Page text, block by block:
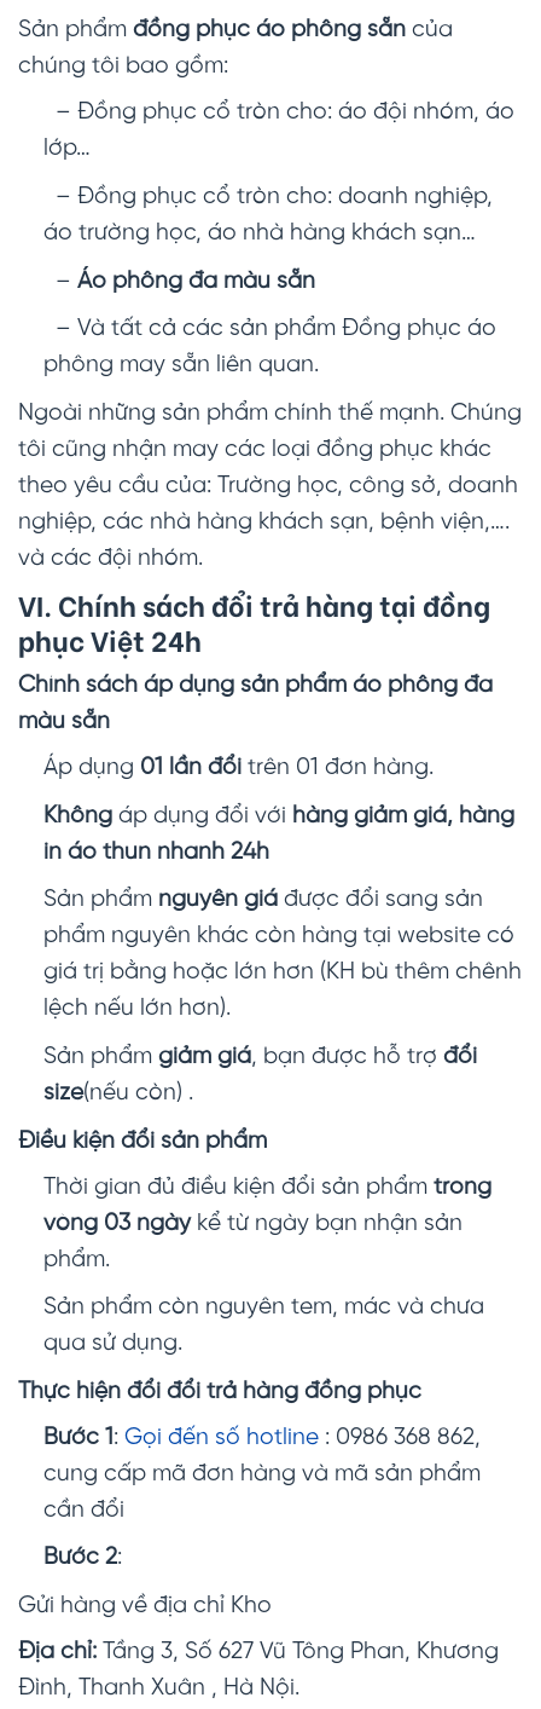
Sản phẩm đồng phục áo phông sẵn của
chúng tôi bao gồm:
– Đồng phục cổ tròn cho: áo đội nhóm, áo
lớp…
– Đồng phục cổ tròn cho: doanh nghiệp,
áo trường học, áo nhà hàng khách sạn…
– Áo phông đa màu sẵn
– Và tất cả các sản phẩm Đồng phục áo
phông may sẵn liên quan.
Ngoài những sản phẩm chính thế mạnh. Chúng
tôi cũng nhận may các loại đồng phục khác
theo yêu cầu của: Trường học, công sở, doanh
nghiệp, các nhà hàng khách sạn, bệnh viện,….
và các đội nhóm.
VI. Chính sách đổi trả hàng tại đồng
phục Việt 24h
Chính sách áp dụng sản phẩm áo phông đa
màu sẵn
Áp dụng 01 lần đổi trên 01 đơn hàng.
Khôngáp dụng đổi với hàng giảm giá, hàng
in áo thun nhanh 24h
Sản phẩm nguyên giáđược đổi sang sản
phẩm nguyên khác còn hàng tại website có
giá trị bằng hoặc lớn hơn (KH bù thêm chênh
lệch nếu lớn hơn).
Sản phẩm giảm giá, bạn được hỗ trợ đổi
size(nếu còn) .
Điều kiện đổi sản phẩm
Thời gian đủ điều kiện đổi sản phẩm trong
vòng 03 ngàykể từ ngày bạn nhận sản
phẩm.
Sản phẩm còn nguyên tem, mác và chưa
qua sử dụng.
Thực hiện đổi đổi trả hàng đồng phục
Bước 1 : Gọi đến số hotline: 0986 368 862,
cung cấp mã đơn hàng và mã sản phẩm
cần đổi
Bước 2:
Gửi hàng về địa chỉ Kho
Địa chỉ: Tầng 3, Số 627 Vũ Tông Phan, Khương
Đình, Thanh Xuân , Hà Nội.